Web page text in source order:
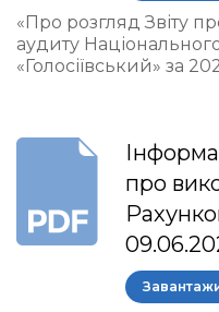
«Про розгляд Звіту
аудиту
«Голосіївський» за
про